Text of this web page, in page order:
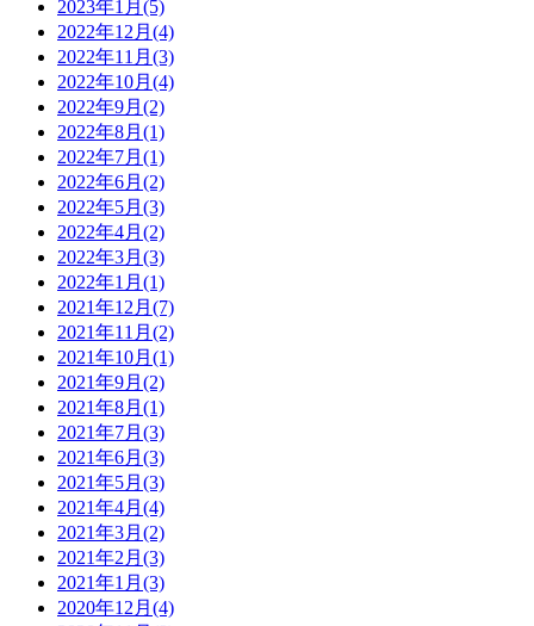
2023年1月(5)
2022年12月(4)
2022年11月(3)
2022年10月(4)
2022年9月(2)
2022年8月(1)
2022年7月(1)
2022年6月(2)
2022年5月(3)
2022年4月(2)
2022年3月(3)
2022年1月(1)
2021年12月(7)
2021年11月(2)
2021年10月(1)
2021年9月(2)
2021年8月(1)
2021年7月(3)
2021年6月(3)
2021年5月(3)
2021年4月(4)
2021年3月(2)
2021年2月(3)
2021年1月(3)
2020年12月(4)